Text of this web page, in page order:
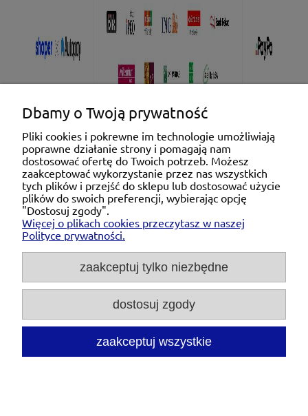
Pomoc
Moje konto
Płatności i dostawa
O nas
Michał Niedźwiecki Dobra Armatura, ul. Krakowska
28d/5, 71-021 Szczecin, woj. zachodniopomorskie,
697476240pon. - pt. 08:00-18:00 |
Mail:kontakt@dobraarmatura.pl
Dbamy o Twoją prywatność
Pliki cookies i pokrewne im technologie umożliwiają
poprawne działanie strony i pomagają nam
dostosować ofertę do Twoich potrzeb. Możesz
zaakceptować wykorzystanie przez nas wszystkich
tych plików i przejść do sklepu lub dostosować użycie
plików do swoich preferencji, wybierając opcję
"Dostosuj zgody".
Więcej o plikach cookies przeczytasz w naszej
Polityce prywatności.
zaakceptuj tylko niezbędne
dostosuj zgody
zaakceptuj wszystkie